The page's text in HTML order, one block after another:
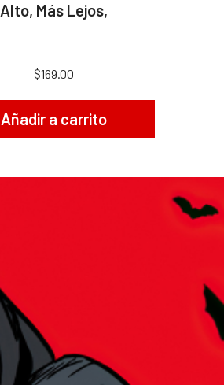
Alto, Más Lejos,
$169.00
Añadir a carrito